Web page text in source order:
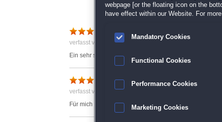
Wie immer topp
verfasst von Anonym am 01.05.2018 um 12:43
Ein sehr schönes und kniffeliges Mosaic-Spiel
Sehr unterhaltsam
verfasst von Anonym am 11.06.2018 um 19:02
Für mich ist dieses Spiel sehr unterhaltsam und vor
webpage [or the floating icon on the
have effect within our Website. For
Mandatory Cookies
Functional Cookies
Performance Cookies
Marketing Cookies